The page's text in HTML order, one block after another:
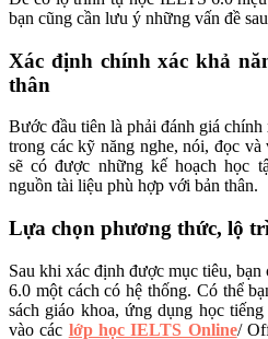
bạn cũng cần lưu ý những vấn đề
Xác định chính xác khả
thân
Bước đầu tiên là phải đánh giá
trong các kỹ năng nghe, nói, đọc
sẽ có được những kế hoạch học
nguồn tài liệu phù hợp với bản thân.
Lựa chọn phương thức, lộ
Sau khi xác định được mục tiêu,
6.0 một cách có hệ thống. Có thể
sách giáo khoa, ứng dụng học
vào các lớp học IELTS Online/